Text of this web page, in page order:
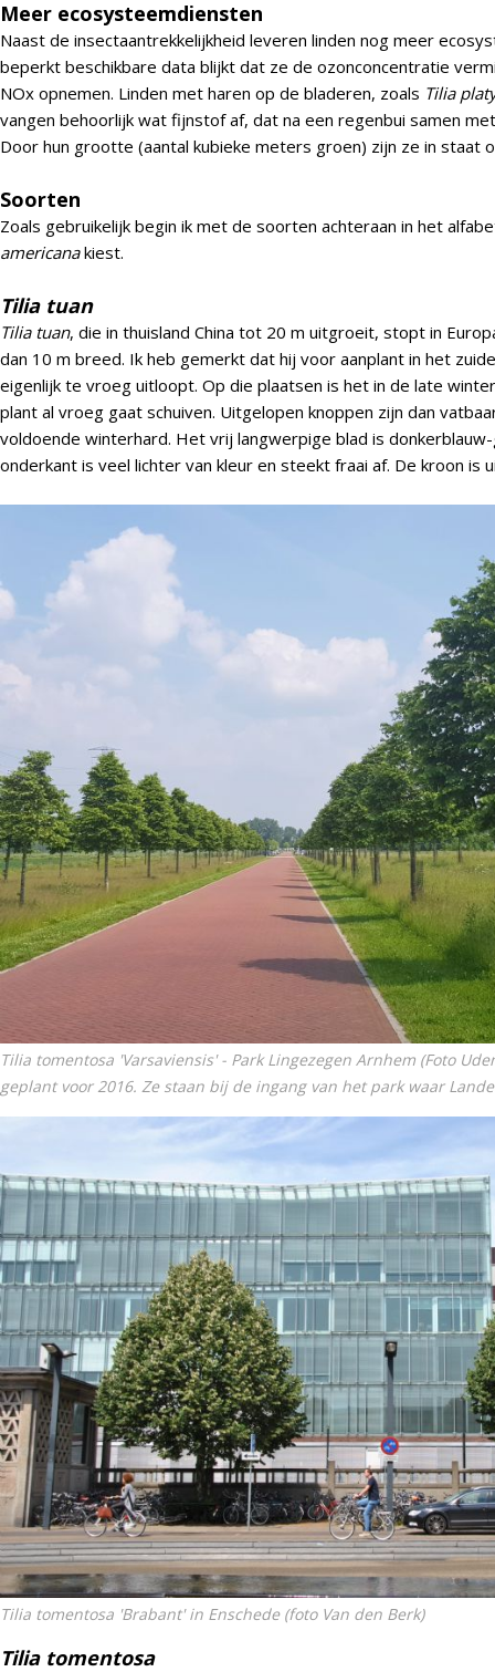
Meer ecosysteemdiensten
Naast de insectaantrekkelijkheid leveren linden nog meer
beperkt beschikbare data blijkt dat ze de ozonconcentratie
NOx opnemen. Linden met haren op de bladeren, zoals Tilia
vangen behoorlijk wat fijnstof af, dat na een regenbui samen
Door hun grootte (aantal kubieke meters groen) zijn ze in staat
Soorten
Zoals gebruikelijk begin ik met de soorten achteraan in het
americanakiest.
Tilia tuan
Tilia tuan, die in thuisland China tot 20 m uitgroeit, stopt in
dan 10 m breed. Ik heb gemerkt dat hij voor aanplant in het
eigenlijk te vroeg uitloopt. Op die plaatsen is het in de late
plant al vroeg gaat schuiven. Uitgelopen knoppen zijn dan
voldoende winterhard. Het vrij langwerpige blad is
onderkant is veel lichter van kleur en steekt fraai af. De kroon is
Tilia tomentosa 'Varsaviensis' - Park Lingezegen Arnhem (Foto
geplant voor 2016. Ze staan bij de ingang van het park waar
Tilia tomentosa 'Brabant'in Enschede (foto Van den Berk)
Tilia tomentosa